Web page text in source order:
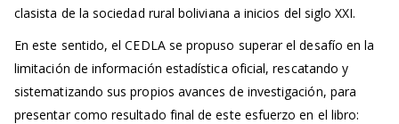
clasista de la sociedad rural boliviana a inicios del siglo XXI.
En este sentido, el CEDLA se propuso superar el desafío en la
limitación de información estadística oficial, rescatando y
sistematizando sus propios avances de investigación, para
presentar como resultado final de este esfuerzo en el libro: